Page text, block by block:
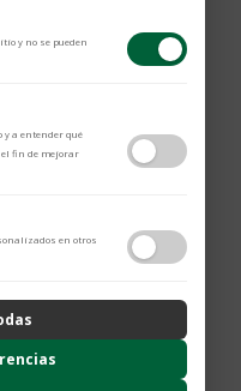
y no se pueden
y a entender qué
fin de mejorar
de uso anónimos, lo que
contenido y las
del usuario (UX),
grabaciones de sesión
en otros